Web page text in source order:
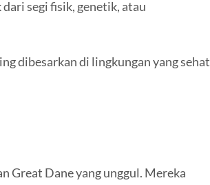
dari segi fisik, genetik, atau
dibesarkan di lingkungan yang sehat
Great Dane yang unggul. Mereka